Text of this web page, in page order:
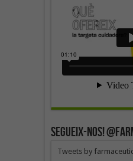
SEGUEIX-NOS!
Tweets by